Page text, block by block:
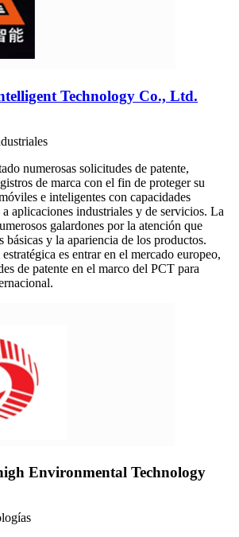
Technology Co., Ltd.
numerosas solicitudes de patente,
de marca con el fin de proteger su
e inteligentes con capacidades
a aplicaciones industriales y de servicios. La
galardones por la atención que
básicas y la apariencia de los productos.
es entrar en el mercado europeo,
de patente en el marco del PCT para
Environmental Technology